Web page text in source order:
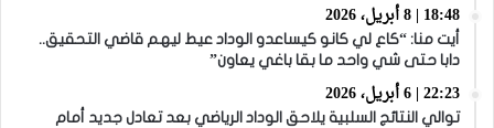
18:48 | 8 أبريل، 2026
أيت منا: “كاع لي كانو كيساعدو الوداد عيط ليهم قاضي التحقيق..
دابا حتى شي واحد ما بقا باغي يعاون”
22:23 | 6 أبريل، 2026
توالي النتائج السلبية يلاحق الوداد الرياضي بعد تعادل جديد أمام